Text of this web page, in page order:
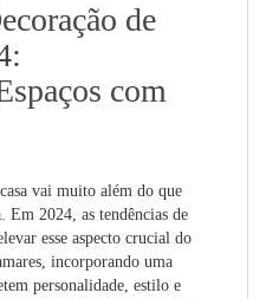
de
com
vai muito além do que
Em 2024, as tendências de
esse aspecto crucial do
incorporando uma
personalidade, estilo e